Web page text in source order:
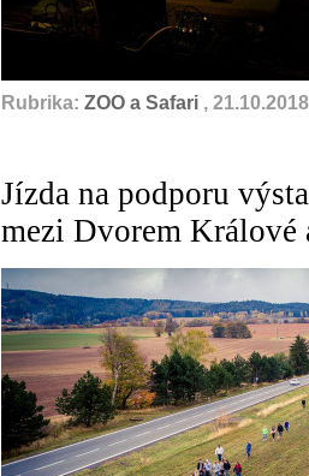
Rubrika: ZOO a Safari , 21.10.2018
Jízda na podporu
mezi Dvorem Králové